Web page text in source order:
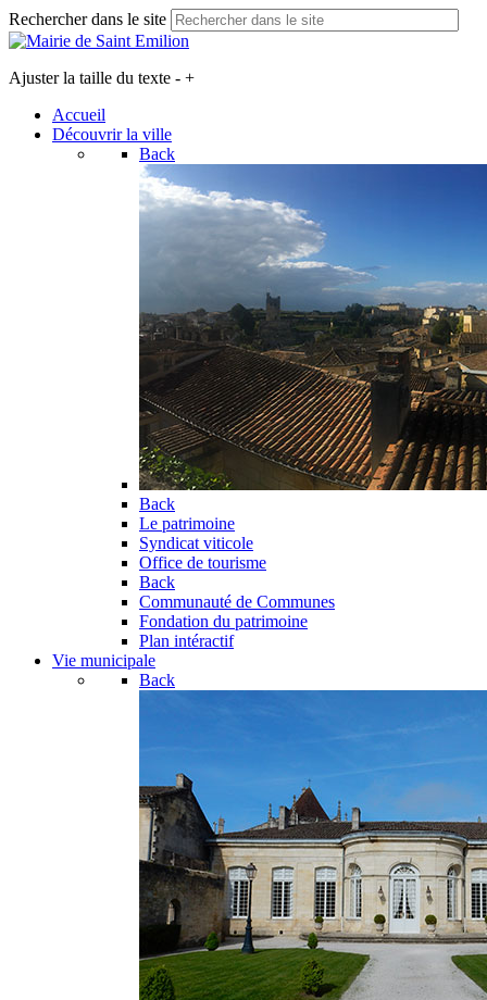
Rechercher dans le site
Ajuster la taille du texte - +
Accueil
Découvrir la ville
Back
Back
Le patrimoine
Syndicat viticole
Office de tourisme
Back
Communauté de Communes
Fondation du patrimoine
Plan intéractif
Vie municipale
Back